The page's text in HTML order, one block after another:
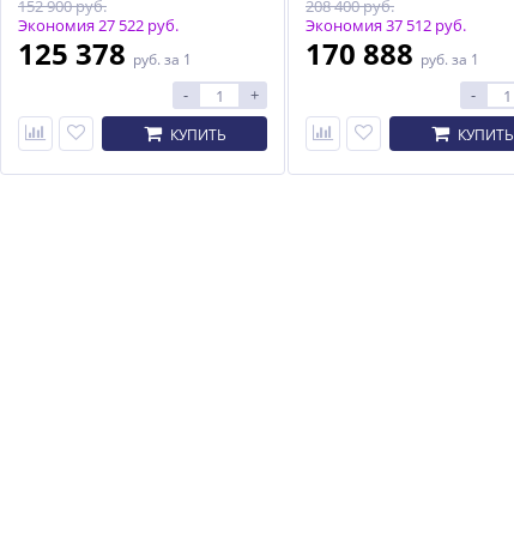
ЭРМПБ-1,25
костровой чаши
152 900 руб.
Экономия 27 522 руб.
125 378 руб. за 1
- +
КУПИТЬ
208 400 руб.
Экономия 37 512 руб.
170 888 руб. за 1
-
КУПИТЬ